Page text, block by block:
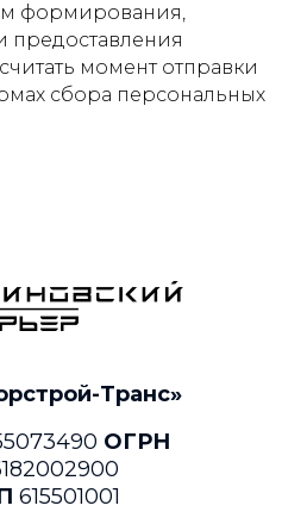
формирования,
предоставления
момент отправки
сбора персональных
ОГРН
615501001
Транс»